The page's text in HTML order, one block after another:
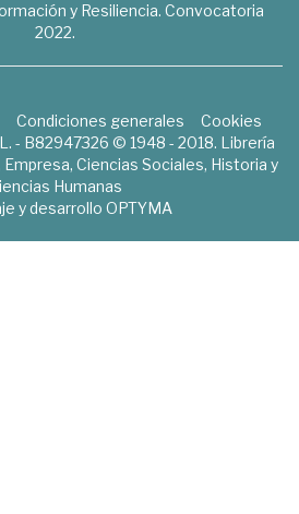
y Resiliencia. Convocatoria
2022.
Condiciones generales
Cookies
- B82947326 © 1948 - 2018. Librería
Ciencias Sociales, Historia y
Humanas
y desarrollo OPTYMA